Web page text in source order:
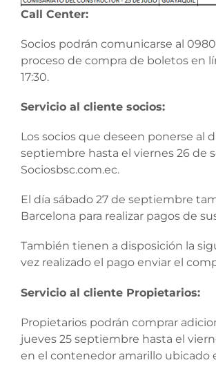
Call Center:
Socios podrán comunicarse al
proceso de compra de boletos en
17:30.
Servicio al cliente socios:
Los socios que deseen ponerse al
septiembre hasta el viernes 26 de
Sociosbsc.com.ec.
El día sábado 27 de septiembre
Barcelona para realizar pagos de
También tienen a disposición la
vez realizado el pago enviar el
Servicio al cliente Propietarios:
Propietarios podrán comprar
jueves 25 septiembre hasta el
en el contenedor amarillo ubicado